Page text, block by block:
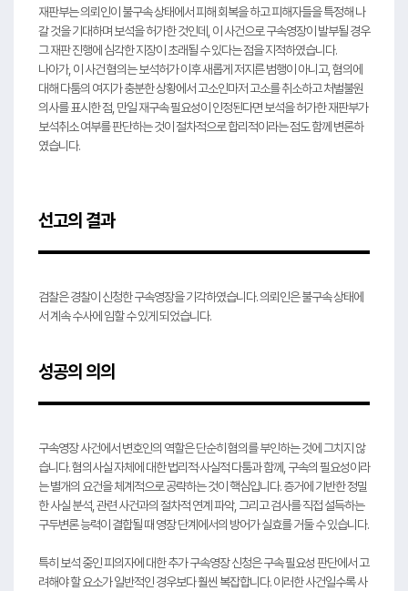
재판부는 의뢰인이 불구속 상태에서 피해 회복을 하고 피해자들을 특정해 나
갈 것을 기대하며 보석을 허가한 것인데, 이 사건으로 구속영장이 발부될 경우
그 재판 진행에 심각한 지장이 초래될 수 있다는 점을 지적하였습니다.
나아가, 이 사건 혐의는 보석허가 이후 새롭게 저지른 범행이 아니고, 혐의에
대해 다툼의 여지가 충분한 상황에서 고소인마저 고소를 취소하고 처벌불원
의사를 표시한 점, 만일 재구속 필요성이 인정된다면 보석을 허가한 재판부가
보석취소 여부를 판단하는 것이 절차적으로 합리적이라는 점도 함께 변론하
였습니다.
선고의 결과
검찰은 경찰이 신청한 구속영장을 기각하였습니다. 의뢰인은 불구속 상태에
서 계속 수사에 임할 수 있게 되었습니다.
성공의 의의
구속영장 사건에서 변호인의 역할은 단순히 혐의를 부인하는 것에 그치지 않
습니다. 혐의사실 자체에 대한 법리적·사실적 다툼과 함께, 구속의 필요성이라
는 별개의 요건을 체계적으로 공략하는 것이 핵심입니다. 증거에 기반한 정밀
한 사실 분석, 관련 사건과의 절차적 연계 파악, 그리고 검사를 직접 설득하는
구두변론 능력이 결합될 때 영장 단계에서의 방어가 실효를 거둘 수 있습니다.
특히 보석 중인 피의자에 대한 추가 구속영장 신청은 구속 필요성 판단에서 고
려해야 할 요소가 일반적인 경우보다 훨씬 복잡합니다. 이러한 사건일수록 사